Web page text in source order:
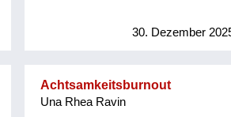
– was Schönes halt. K) Warum soll
sogar was Schönes träumst. K) Das
geht nicht. Niemand schläft in
30. Dezember
Achtsamkeitsburnout
Una Rhea Ravin